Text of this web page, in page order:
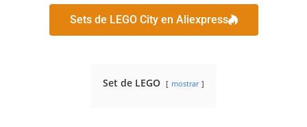
Sets de LEGO City en Aliexpress
Set de LEGO mostrar